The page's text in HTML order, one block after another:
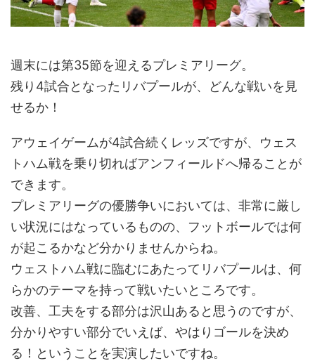
週末には第35節を迎えるプレミアリーグ。
残り4試合となったリバプールが、どんな戦いを見
せるか！
アウェイゲームが4試合続くレッズですが、ウェス
トハム戦を乗り切ればアンフィールドへ帰ることが
できます。
プレミアリーグの優勝争いにおいては、非常に厳し
い状況にはなっているものの、フットボールでは何
が起こるかなど分かりませんからね。
ウェストハム戦に臨むにあたってリバプールは、何
らかのテーマを持って戦いたいところです。
改善、工夫をする部分は沢山あると思うのですが、
分かりやすい部分でいえば、やはりゴールを決め
る！ということを実演したいですね。